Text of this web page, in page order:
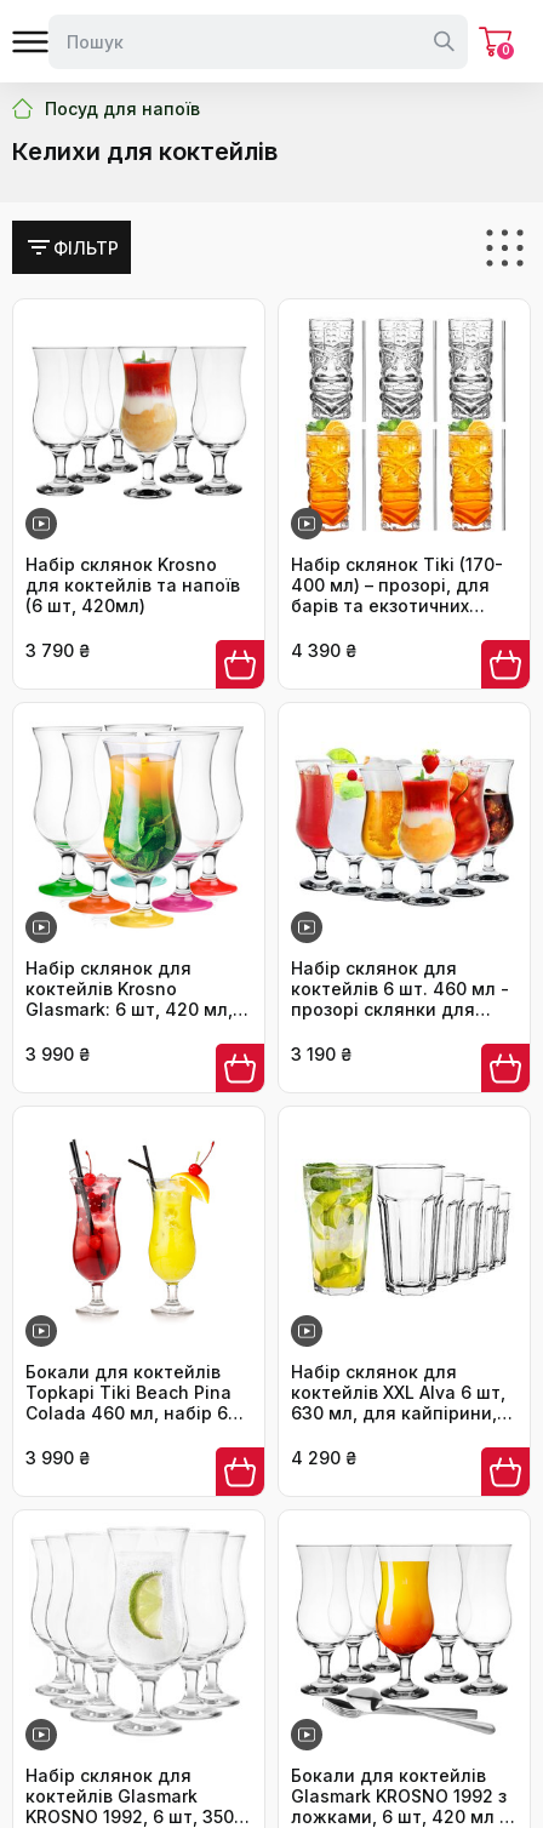
0
Посуд для напоїв
Келихи для коктейлів
ФІЛЬТР
Набір склянок Krosno
для коктейлів та напоїв
(6 шт, 420мл)
3 790 ₴
Набір склянок Tiki (170-
400 мл) – прозорі, для
барів та екзотичних
гавайських напоїв
4 390 ₴
Набір склянок для
коктейлів Krosno
Glasmark: 6 шт, 420 мл,
3 990 ₴
Набір склянок для
коктейлів 6 шт. 460 мл -
прозорі склянки для
коктейлів та лонгдрінків
десертів та коктейлів
3 190 ₴
Бокали для коктейлів
Topkapi Tiki Beach Pina
Colada 460 мл, набір 6
3 990 ₴
Набір склянок для
коктейлів XXL Alva 6 шт,
630 мл, для кайпірини,
з льодом, прозорі, без
посуду
4 290 ₴
Набір склянок для
коктейлів Glasmark
KROSNO 1992, 6 шт, 350
Бокали для коктейлів
Glasmark KROSNO 1992 з
ложками, 6 шт, 420 мл -